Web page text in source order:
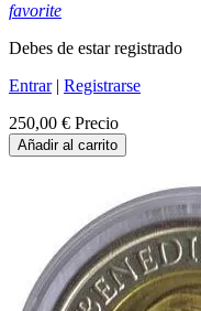
favorite
Debes de estar registrado
Entrar| Registrarse
250,00 € Precio
Añadir al carrito